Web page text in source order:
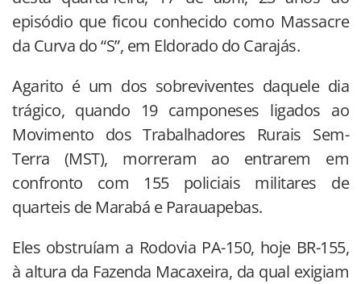
episódio que ficou conhecido como Massacre
da Curva do “S”, em Eldorado do Carajás.
Agarito é um dos sobreviventes daquele dia
trágico, quando 19 camponeses ligados ao
Movimento dos Trabalhadores Rurais Sem-
Terra (MST), morreram ao entrarem em
confronto com 155 policiais militares de
quarteis de Marabá e Parauapebas.
Eles obstruíam a Rodovia PA-150, hoje BR-155,
à altura da Fazenda Macaxeira, da qual exigiam